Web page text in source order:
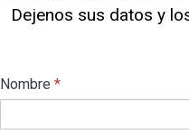
Dejenos sus datos y
Nombre *